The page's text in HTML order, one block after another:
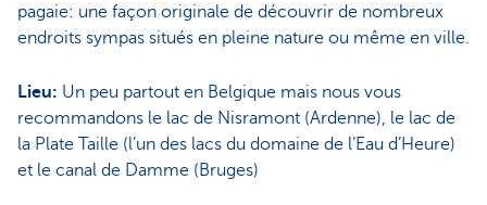
pagaie: une façon originale de découvrir de nombreux
endroits sympas situés en pleine nature ou même en ville.
Lieu: Un peu partout en Belgique mais nous vous
recommandons le lac de Nisramont (Ardenne), le lac de
la Plate Taille (l’un des lacs du domaine de l’Eau d’Heure)
et le canal de Damme (Bruges)